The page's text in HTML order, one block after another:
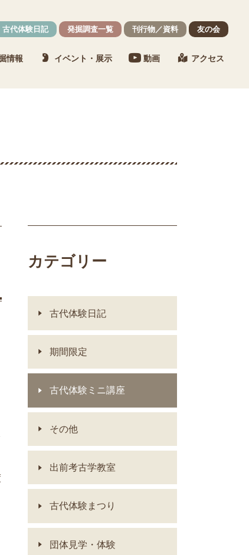
古代体験日記 発掘調査一覧 刊行物／資料 友の会
情報 イベント・展示 動画 アクセス
カテゴリー
古代体験日記
期間限定
古代体験ミニ講座
その他
出前考古学教室
古代体験まつり
団体見学・体験